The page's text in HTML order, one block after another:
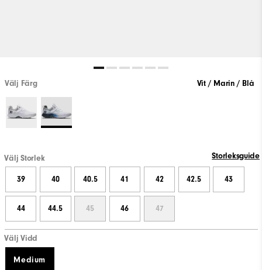
Välj Färg Vit / Marin / Blå
Välj Storlek Storleksguide
39 40 40.5 41 42 42.5 43
44 44.5 45 46 47
Välj Vidd
Medium